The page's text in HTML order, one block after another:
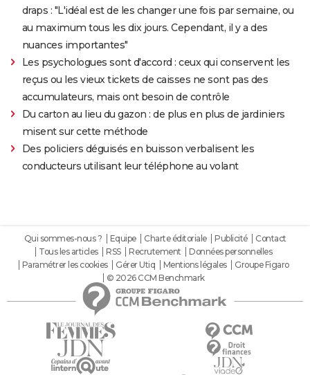
draps : "L'idéal est de les changer une fois par semaine, ou
au maximum tous les dix jours. Cependant, il y a des
nuances importantes"
Les psychologues sont d'accord : ceux qui conservent les
reçus ou les vieux tickets de caisses ne sont pas des
accumulateurs, mais ont besoin de contrôle
Du carton au lieu du gazon : de plus en plus de jardiniers
misent sur cette méthode
Des policiers déguisés en buisson verbalisent les
conducteurs utilisant leur téléphone au volant
Qui sommes-nous ? Equipe Charte éditoriale Publicité
Contact
Tous les articles
RSS Recrutement
Données personnelles
Paramétrer les cookies
Gérer Utiq Mentions légales
Groupe Figaro
© 2026 CCM Benchmark